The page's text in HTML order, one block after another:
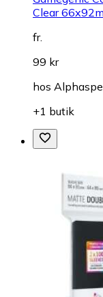
Clear
fr.
99 kr
hos
+1 butik